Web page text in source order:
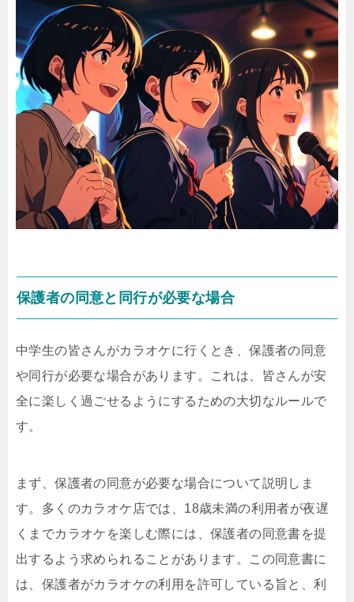
保護者の同意と同行が必要な場合
中学生の皆さんがカラオケに行くとき、保護者の同意
や同行が必要な場合があります。これは、皆さんが安
全に楽しく過ごせるようにするための大切なルールで
す。
まず、保護者の同意が必要な場合について説明しま
す。多くのカラオケ店では、18歳未満の利用者が夜遅
くまでカラオケを楽しむ際には、保護者の同意書を提
出するよう求められることがあります。この同意書に
は、保護者がカラオケの利用を許可している旨と、利